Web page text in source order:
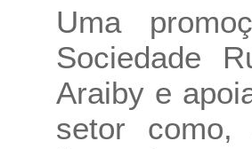
Uma
Sociedade
Araiby e
setor como,